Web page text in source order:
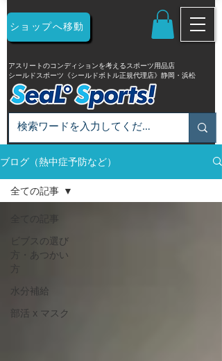
アスリートのコンディションを考えるスポーツ用品店
シールドスポーツ《シールドボトル正規代理店》静岡・浜松
ショップへ移動
ブログ（熱中症予防など）
全ての記事
ビブスの選び
方・あつかい
方
水分補給
部活 x マスク
全ての記事